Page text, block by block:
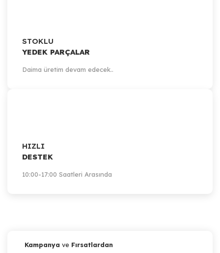
STOKLU
YEDEK PARÇALAR
Daima üretim devam edecek..
HIZLI
DESTEK
10:00-17:00 Saatleri Arasında
Kampanya ve Fırsatlardan